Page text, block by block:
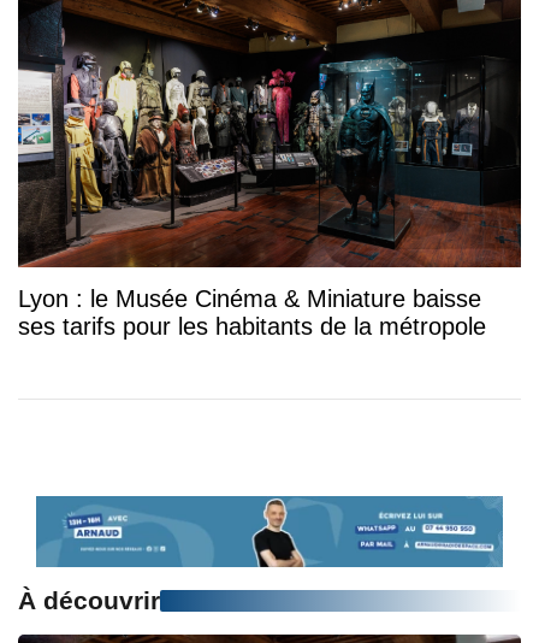
Lyon : le Musée Cinéma & Miniature baisse
ses tarifs pour les habitants de la métropole
À découvrir